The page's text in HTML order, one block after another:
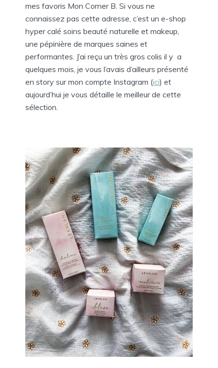
mes favoris Mon Corner B. Si vous ne
connaissez pas cette adresse, c’est un e-shop
hyper calé soins beauté naturelle et makeup,
une pépinière de marques saines et
performantes. J’ai reçu un très gros colis il y a
quelques mois, je vous l’avais d’ailleurs présenté
en story sur mon compte Instagram (ici) et
aujourd’hui je vous détaille le meilleur de cette
sélection.